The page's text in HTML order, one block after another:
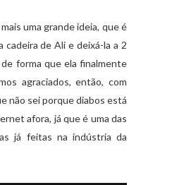
uma grande ideia, que é
cadeira de Ali e deixá-la a 2
forma que ela finalmente
agraciados, então, com
não sei porque diabos está
afora, já que é uma das
já feitas na indústria da